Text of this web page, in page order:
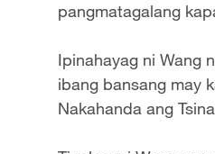
pangmatagalang
Ipinahayag ni Wang
ibang bansang may
Nakahanda ang